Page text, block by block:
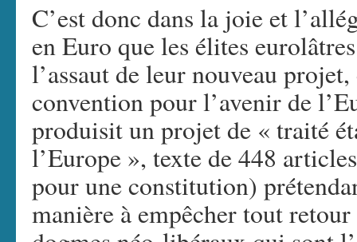
C’est donc dans la joie et
en Euro que les élites
l’assaut de leur nouveau
convention pour l’avenir de
produisit un projet de « traité
l’Europe », texte de 448
pour une constitution)
manière à empêcher tout